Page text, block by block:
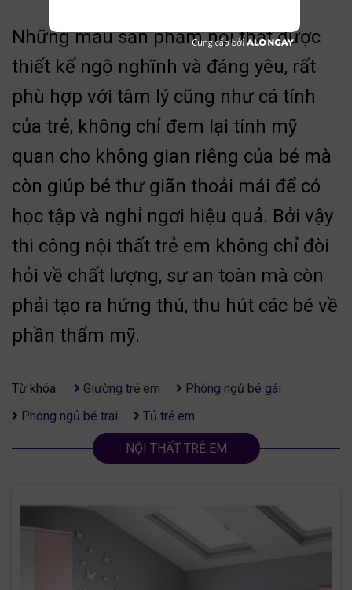
Những mẫu sản phẩm nội thất được
thiết kế ngộ nghĩnh và đáng yêu, rất
phù hợp với tâm lý cũng như cá tính
của trẻ, không chỉ đem lại tính mỹ
quan cho không gian riêng của bé mà
còn giúp bé thư giãn thoải mái để có
học tập và nghỉ ngơi hiệu quả. Bởi vậy
thi công nội thất trẻ em không chỉ đòi
hỏi về chất lượng, sự an toàn mà còn
phải tạo ra hứng thú, thu hút các bé về
phần thẩm mỹ.
Từ khóa: Giường trẻ em
Phòng ngủ bé gái
Phòng ngủ bé trai
Tủ trẻ em
NỘI THẤT TRẺ EM